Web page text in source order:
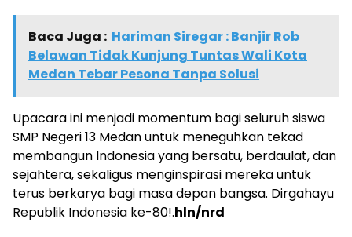
Baca Juga : Hariman Siregar : Banjir Rob
Belawan Tidak Kunjung Tuntas Wali Kota
Medan Tebar Pesona Tanpa Solusi
Upacara ini menjadi momentum bagi seluruh siswa
SMP Negeri 13 Medan untuk meneguhkan tekad
membangun Indonesia yang bersatu, berdaulat, dan
sejahtera, sekaligus menginspirasi mereka untuk
terus berkarya bagi masa depan bangsa. Dirgahayu
Republik Indonesia ke-80!.hln/nrd